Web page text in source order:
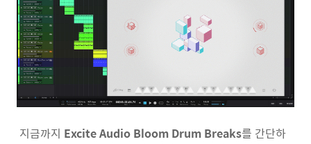
지금까지 Excite Audio Bloom Drum Breaks를 간단하